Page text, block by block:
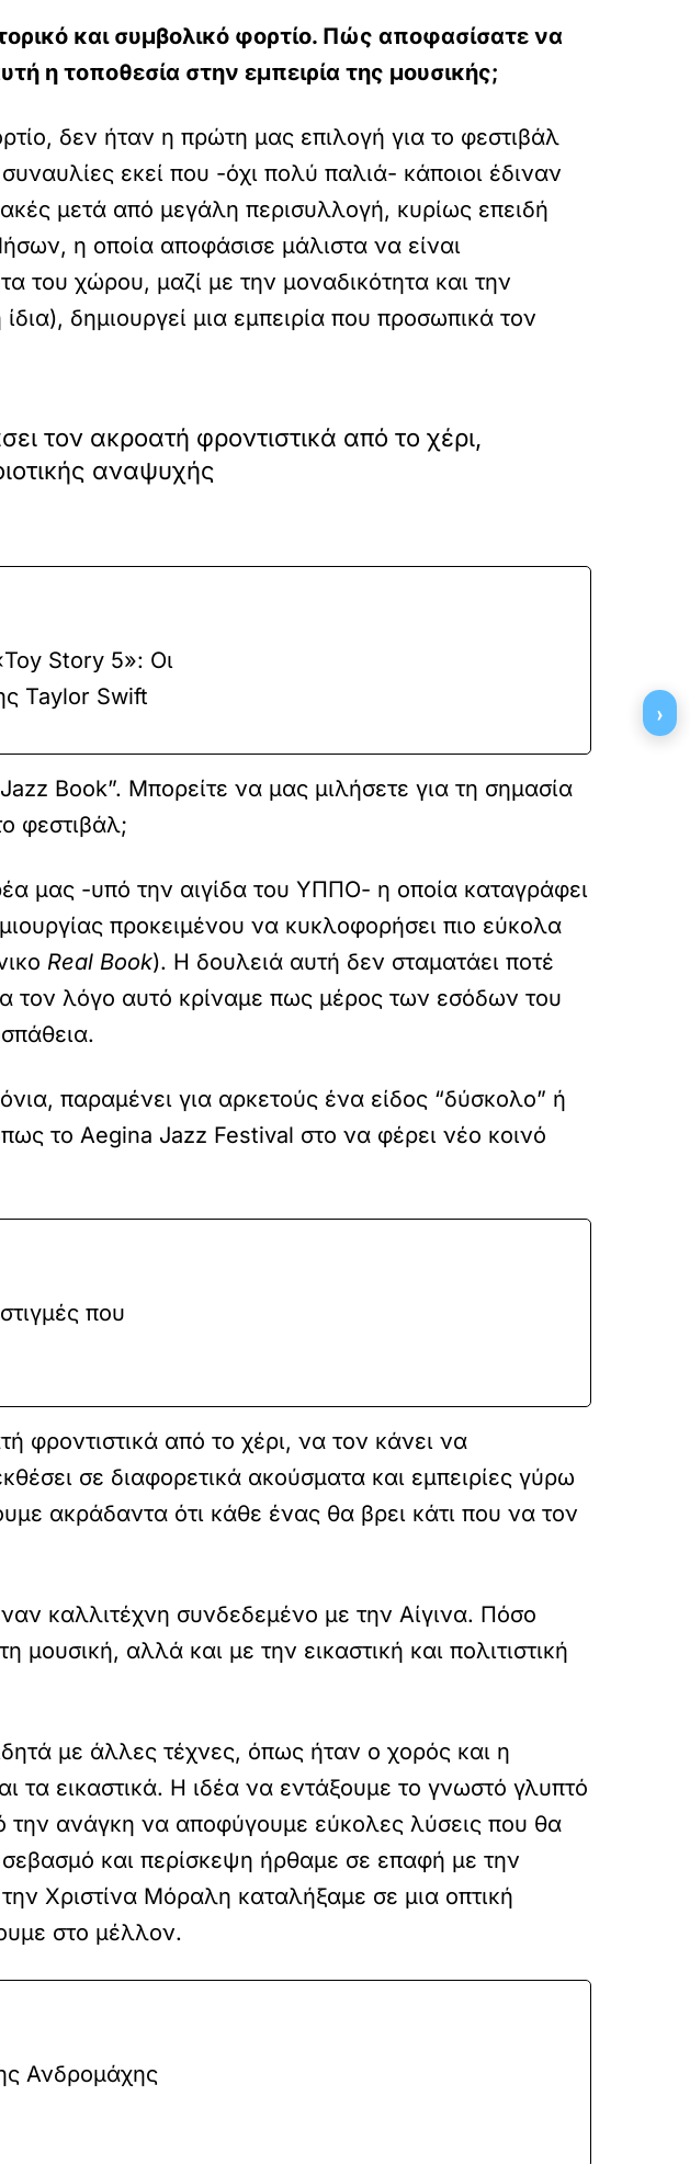
και συμβολικό φορτίο. Πώς αποφασίσατε να
η τοποθεσία στην εμπειρία της μουσικής;
δεν ήταν η πρώτη μας επιλογή για το φεστιβάλ
εκεί που -όχι πολύ παλιά- κάποιοι έδιναν
μετά από μεγάλη περισυλλογή, κυρίως επειδή
η οποία αποφάσισε μάλιστα να είναι
του χώρου, μαζί με την μοναδικότητα και την
δημιουργεί μια εμπειρία που προσωπικά τον
τον ακροατή φροντιστικά από το χέρι,
αναψυχής
Story 5»: Οι
Taylor Swift
Book”. Μπορείτε να μας μιλήσετε για τη σημασία
φεστιβάλ;
μας -υπό την αιγίδα του ΥΠΠΟ- η οποία καταγράφει
προκειμένου να κυκλοφορήσει πιο εύκολα
Real Book). Η δουλειά αυτή δεν σταματάει ποτέ
τον λόγο αυτό κρίναμε πως μέρος των εσόδων του
παραμένει για αρκετούς ένα είδος “δύσκολο” ή
το Aegina Jazz Festival στο να φέρει νέο κοινό
που
φροντιστικά από το χέρι, να τον κάνει να
σε διαφορετικά ακούσματα και εμπειρίες γύρω
ακράδαντα ότι κάθε ένας θα βρει κάτι που να τον
καλλιτέχνη συνδεδεμένο με την Αίγινα. Πόσο
μουσική, αλλά και με την εικαστική και πολιτιστική
με άλλες τέχνες, όπως ήταν ο χορός και η
τα εικαστικά. Η ιδέα να εντάξουμε το γνωστό γλυπτό
την ανάγκη να αποφύγουμε εύκολες λύσεις που θα
και περίσκεψη ήρθαμε σε επαφή με την
Χριστίνα Μόραλη καταλήξαμε σε μια οπτική
στο μέλλον.
Ανδρομάχης
›